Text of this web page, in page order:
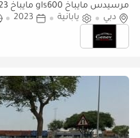
مرسيدس مايباخ gls600 مايباخ MERCEDES-MAYBACH GLS 600 2023 /
دبي
يابانية 2023